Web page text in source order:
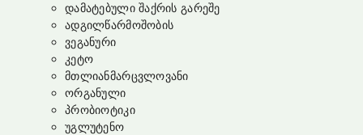
დამატებული შაქრის გარეშე
ადგილწარმოშობის
ვეგანური
კეტო
მთლიანმარცვლოვანი
ორგანული
პრობიოტიკი
უგლუტენო